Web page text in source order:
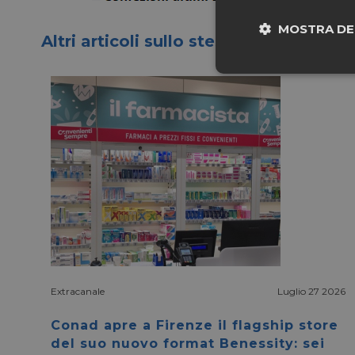
Altri articoli sullo stesso tema
Extracanale Luglio 27 2026
Conad apre a Firenze il flagship store
del suo nuovo format Benessity: sei
MOSTRA
I cookie necessari
e l'accesso alle
CookieScriptConsent
__cf_bm